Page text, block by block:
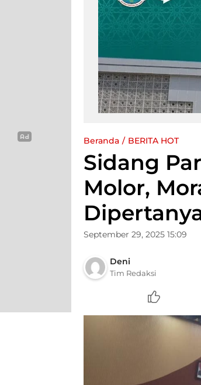
Beranda BERITA HOT
Sidang
Molor,
September 29, 2025 15:09
Deni
Tim Redaksi